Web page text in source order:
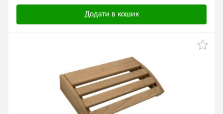
Додати в кошик